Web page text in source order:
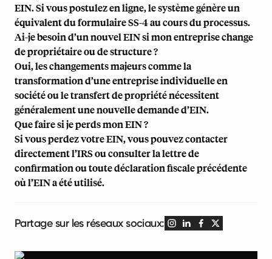
EIN. Si vous postulez en ligne, le système génère un
équivalent du formulaire SS-4 au cours du processus.
Ai-je besoin d’un nouvel EIN si mon entreprise change
de propriétaire ou de structure ?
Oui, les changements majeurs comme la
transformation d’une entreprise individuelle en
société ou le transfert de propriété nécessitent
généralement une nouvelle demande d’EIN.
Que faire si je perds mon EIN ?
Si vous perdez votre EIN, vous pouvez contacter
directement l’IRS ou consulter la lettre de
confirmation ou toute déclaration fiscale précédente
où l’EIN a été utilisé.
Partage sur les réseaux sociaux: